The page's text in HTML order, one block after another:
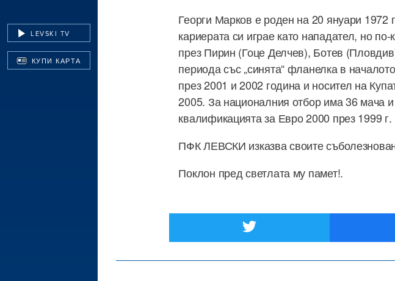
LEVSKI TV
КУПИ КАРТА
Георги Марков е роден на 20 януари 1972
кариерата си играе като нападател, но
през Пирин (Гоце Делчев), Ботев
периода със „синята“ фланелка в
през 2001 и 2002 година и носител на
2005. За националния отбор има 36 мача
квалификацията за Евро 2000 през 1999 г.
ПФК ЛЕВСКИ изказва своите
Поклон пред светлата му памет!.